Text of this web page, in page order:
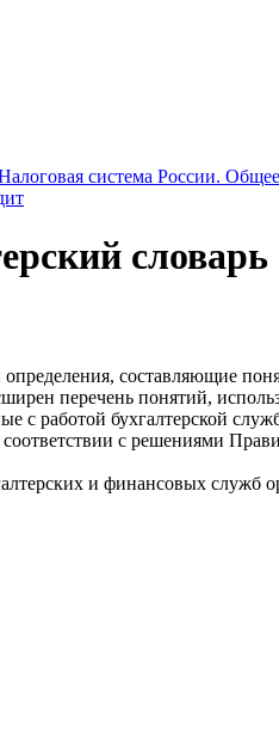
система России.
словарь
составляющие
перечень понятий,
с работой бухгалтерской
соответствии с решениями
и финансовых служб